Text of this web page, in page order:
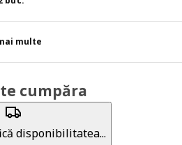
multe
cumpăra
disponibilitatea...